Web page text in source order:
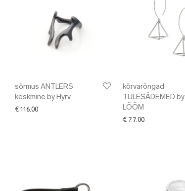
sõrmus ANTLERS
keskmine by Hyrv
€ 116.00
kõrvarõngad
TULESÄDEMED by
LÕÕM
€ 77.00